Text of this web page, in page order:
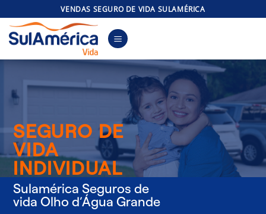
to
content
VENDAS SEGURO DE VIDA SULAMÉRICA
SEGURO DE
VIDA
INDIVIDUAL
Sulamérica Seguros de
vida Olho d’Água Grande